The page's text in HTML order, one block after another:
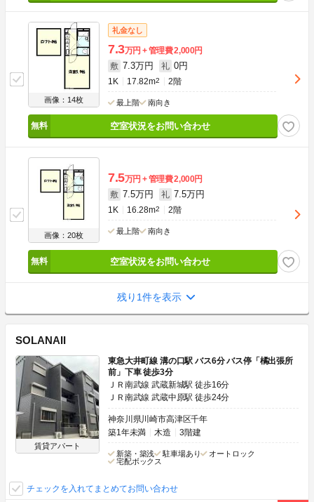
画像：14枚
礼金なし
7.3万円 管理費2,000円
敷 7.3万円 礼 0円
1K 17.82m2 2階
最上階 南向き
空室状況をお問い合わせ
画像：20枚
7.5万円 管理費2,000円
敷 7.5万円 礼 7.5万円
1K 16.28m2 2階
最上階 南向き
空室状況をお問い合わせ
残り1件を表示
SOLANAII
賃貸アパート
東急大井町線 溝の口駅 バス6分 バス停「橘出張所
前」下車 徒歩3分
ＪＲ南武線 武蔵新城駅 徒歩16分
ＪＲ南武線 武蔵中原駅 徒歩24分
神奈川県川崎市高津区千年
築1年未満
木造 3階建
新築・築浅 駐車場あり
オートロック
宅配ボックス
チェックを入れてまとめてお問い合わせ